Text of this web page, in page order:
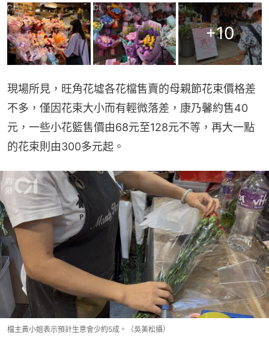
+10
現場所見，旺角花墟各花檔售賣的母親節花束價格差
不多，僅因花束大小而有輕微落差，康乃馨約售40
元，一些小花籃售價由68元至128元不等，再大一點
的花束則由300多元起。
檔主黃小姐表示預計生意會少約5成。（吳美松攝）